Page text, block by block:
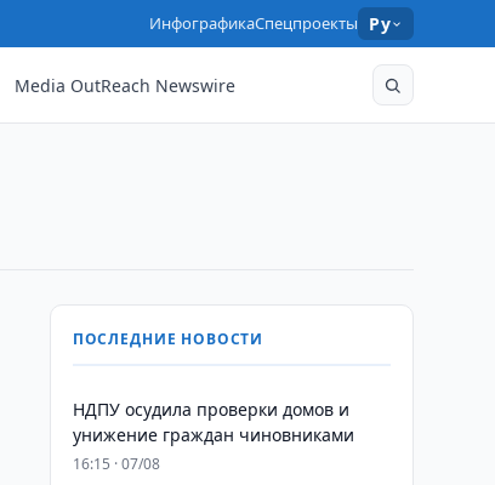
ИнфографикаСпецпроекты Ру
Media OutReach Newswire
ПОСЛЕДНИЕ НОВОСТИ
НДПУ осудила проверки домов и
унижение граждан чиновниками
16:15 · 07/08